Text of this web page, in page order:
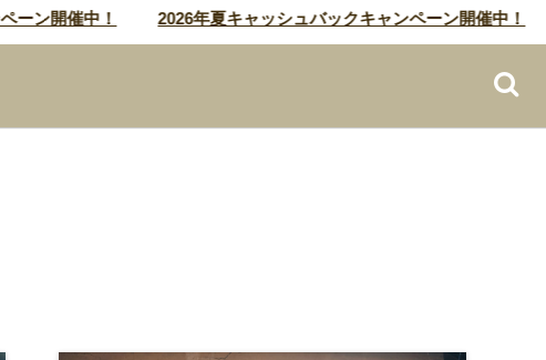
催中！ 2026年夏キャッシュバックキャンペーン開催中！